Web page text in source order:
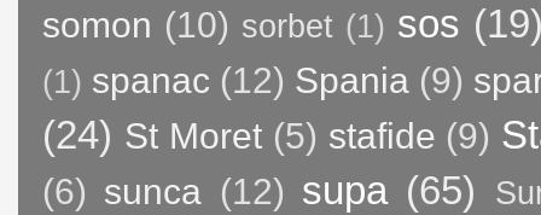
somon (10) sorbet (1) sos
(1) spanac (12) Spania (9)
(24) St Moret (5) stafide (9)
(6) sunca (12) supa (65)